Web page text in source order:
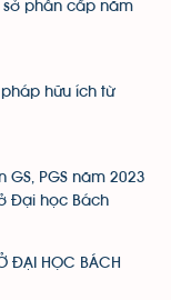
phân cấp năm
hữu ích từ
PGS năm 2023
Đại học Bách
ĐẠI HỌC BÁCH